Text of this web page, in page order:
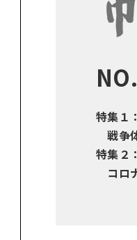
特集１：
戦争
特集２：
コロ